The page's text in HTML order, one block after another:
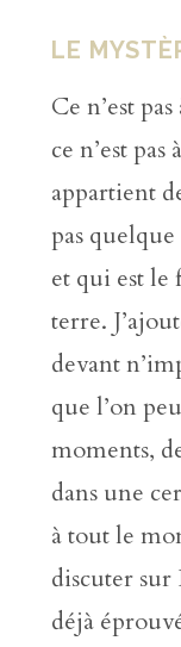
LE
Ce n’est
ce n’est
appartient
pas quelque
et qui est le
terre.
devant
que l’on
moments,
dans une
à tout le
discuter sur
déjà